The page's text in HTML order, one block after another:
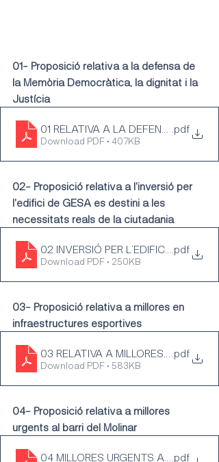
01- Proposició relativa a la defensa de
la Memòria Democràtica, la dignitat i la
Justícia
01 RELATIVA A LA DEFENSA DE LA
.pdf
Download PDF • 407KB
02- Proposició relativa a l'inversió per
l'edifici de GESA es destini a les
necessitats reals de la ciutadania
02 INVERSIÓ PER L’EDIFICI DE
.pdf
Download PDF • 250KB
03- Proposició relativa a millores en
infraestructures esportives
03 RELATIVA A MILLORES EN.pdf
Download PDF • 583KB
04- Proposició relativa a millores
urgents al barri del Molinar
04 MILLORES URGENTS AL BARRI
.pdf